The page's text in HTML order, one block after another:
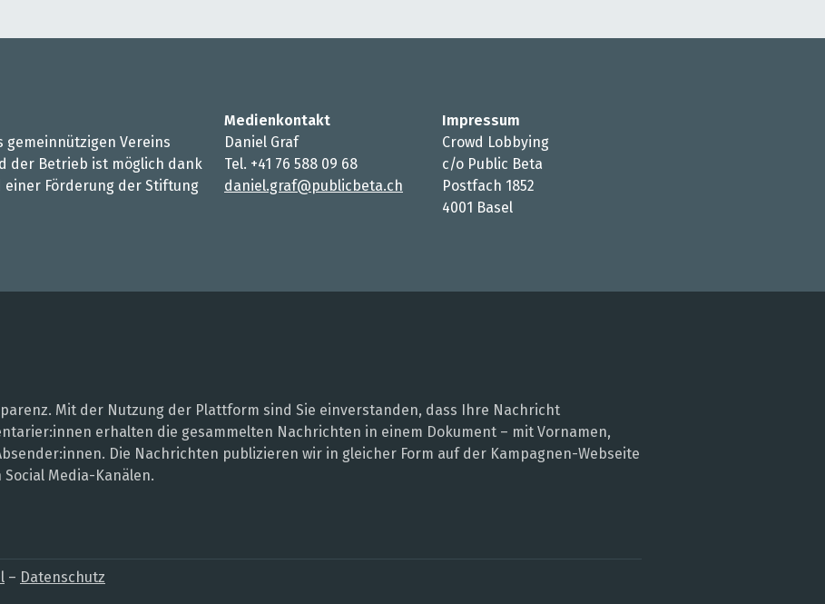
gemeinnützigen Vereins
der Betrieb ist möglich dank
Förderung der Stiftung
Medienkontakt
Daniel Graf
Tel. +41 76 588 09 68
daniel.graf@publicbeta.ch
Impressum
Crowd Lobbying
c/o Public Beta
Postfach 1852
4001 Basel
Mit der Nutzung der Plattform sind Sie einverstanden, dass Ihre Nachricht
erhalten die gesammelten Nachrichten in einem Dokument – mit Vornamen,
Die Nachrichten publizieren wir in gleicher Form auf der Kampagnen-Webseite
Media-Kanälen.
– Datenschutz